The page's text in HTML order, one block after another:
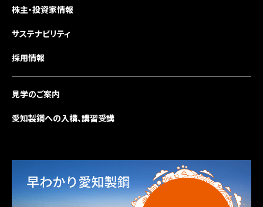
株主・投資家情報
サステナビリティ
採用情報
見学のご案内
愛知製鋼への入構、講習受講